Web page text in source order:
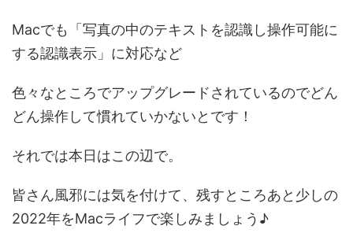
Macでも「写真の中のテキストを認識し操作可能に
する認識表示」に対応など
色々なところでアップグレードされているのでどん
どん操作して慣れていかないとです！
それでは本日はこの辺で。
皆さん風邪には気を付けて、残すところあと少しの
2022年をMacライフで楽しみましょう♪